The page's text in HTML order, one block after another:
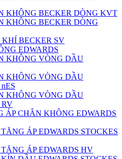
KHÔNG BECKER DÒNG KVT
KHÔNG BECKER DÒNG
BECKER SV
EDWARDS
KHÔNG VÒNG DẦU
KHÔNG VÒNG DẦU
KHÔNG VÒNG DẦU
RV
ÁP CHÂN KHÔNG EDWARDS
ÁP EDWARDS STOCKES
ÁP EDWARDS HV